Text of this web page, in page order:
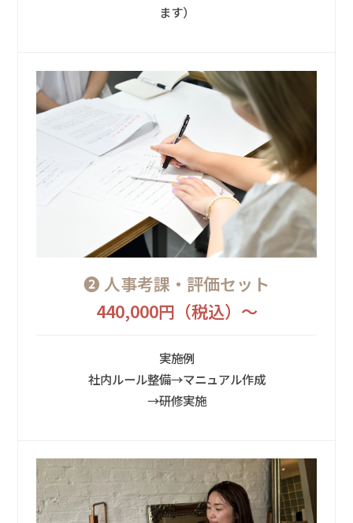
ます）
➋ 人事考課・評価セット
440,000円（税込）〜
実施例
社内ルール整備→マニュアル作成
→研修実施